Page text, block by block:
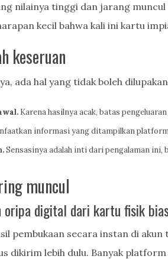
nilainya tinggi dan jarang muncul
kecil bahwa kali ini kartu
keseruan
ada hal yang tidak boleh
Karena hasilnya acak, batas
informasi yang ditampilkan
Sensasinya adalah inti dari pengalaman ini,
muncul
oripa digital dari kartu fisik
pembukaan secara instan di
dikirim lebih dulu. Banyak